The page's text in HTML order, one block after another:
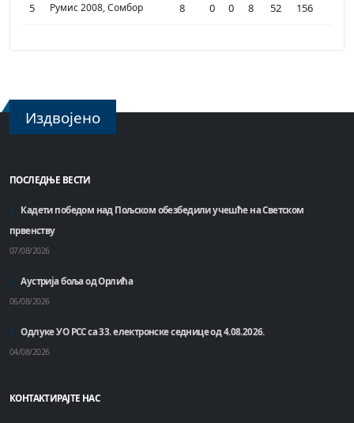
5 Румис 2008, Сомбор 8 0 0 8 52 156
Издвојено
ПОСЛЕДЊЕ ВЕСТИ
Кадети победом над Пољском обезбедили учешће на Светском
првенству
07/08/2026
Аустрија боља од Орлића
06/08/2026
Одлуке УО РСС са 33. електронске седнице од 4.08.2026.
04/08/2026
КОНТАКТИРАЈТЕ НАС